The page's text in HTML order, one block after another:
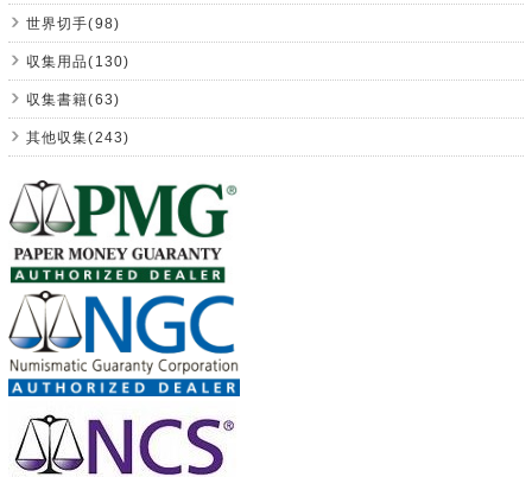
世界切手(98)
収集用品(130)
収集書籍(63)
其他収集(243)